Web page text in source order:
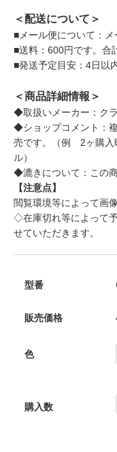
＜配送について＞
■メール便について：メ
■送料：600円です。合
■発送予定目安：4日以
＜商品詳細情報＞
◆取扱いメーカー：ク
◆ショップコメント：
売です。（例 2ヶ購入
ル）
◆漉きについて：この
【注意点】
閲覧環境等によって画
◇在庫切れ等によって
せていただきます。
型番
販売価格
色
購入数